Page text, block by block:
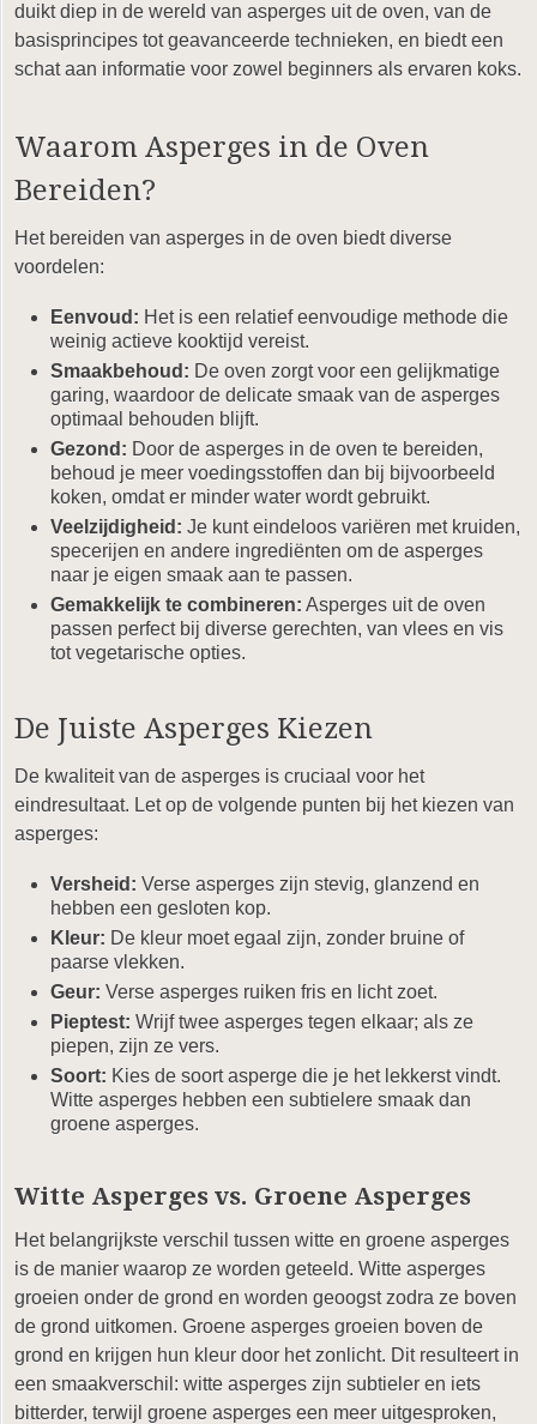
duikt diep in de wereld van asperges uit de oven, van de
basisprincipes tot geavanceerde technieken, en biedt een
schat aan informatie voor zowel beginners als ervaren koks.
Waarom Asperges in de Oven
Bereiden?
Het bereiden van asperges in de oven biedt diverse
voordelen:
Eenvoud: Het is een relatief eenvoudige methode die
weinig actieve kooktijd vereist.
Smaakbehoud: De oven zorgt voor een gelijkmatige
garing, waardoor de delicate smaak van de asperges
optimaal behouden blijft.
Gezond: Door de asperges in de oven te bereiden,
behoud je meer voedingsstoffen dan bij bijvoorbeeld
koken, omdat er minder water wordt gebruikt.
Veelzijdigheid: Je kunt eindeloos variëren met kruiden,
specerijen en andere ingrediënten om de asperges
naar je eigen smaak aan te passen.
Gemakkelijk te combineren: Asperges uit de oven
passen perfect bij diverse gerechten, van vlees en vis
tot vegetarische opties.
De Juiste Asperges Kiezen
De kwaliteit van de asperges is cruciaal voor het
eindresultaat. Let op de volgende punten bij het kiezen van
asperges:
Versheid: Verse asperges zijn stevig, glanzend en
hebben een gesloten kop.
Kleur: De kleur moet egaal zijn, zonder bruine of
paarse vlekken.
Geur: Verse asperges ruiken fris en licht zoet.
Pieptest: Wrijf twee asperges tegen elkaar; als ze
piepen, zijn ze vers.
Soort: Kies de soort asperge die je het lekkerst vindt.
Witte asperges hebben een subtielere smaak dan
groene asperges.
Witte Asperges vs. Groene Asperges
Het belangrijkste verschil tussen witte en groene asperges
is de manier waarop ze worden geteeld. Witte asperges
groeien onder de grond en worden geoogst zodra ze boven
de grond uitkomen. Groene asperges groeien boven de
grond en krijgen hun kleur door het zonlicht. Dit resulteert in
een smaakverschil: witte asperges zijn subtieler en iets
bitterder, terwijl groene asperges een meer uitgesproken,